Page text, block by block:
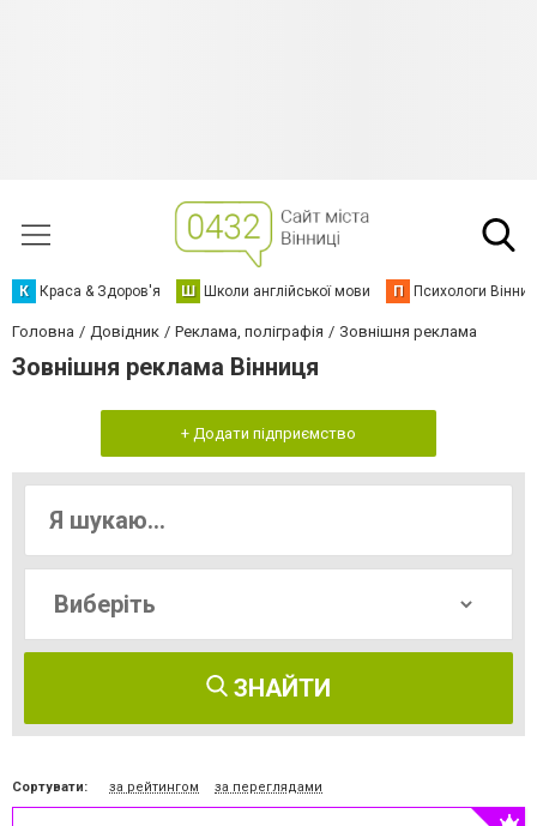
К Краса & Здоров'я Ш Школи англійської мови П Психологи
Головна Довідник Реклама, поліграфія Зовнішня реклама
Зовнішня реклама Вінниця
+ Додати підприємство
ЗНАЙТИ
Сортувати: за рейтингом за переглядами